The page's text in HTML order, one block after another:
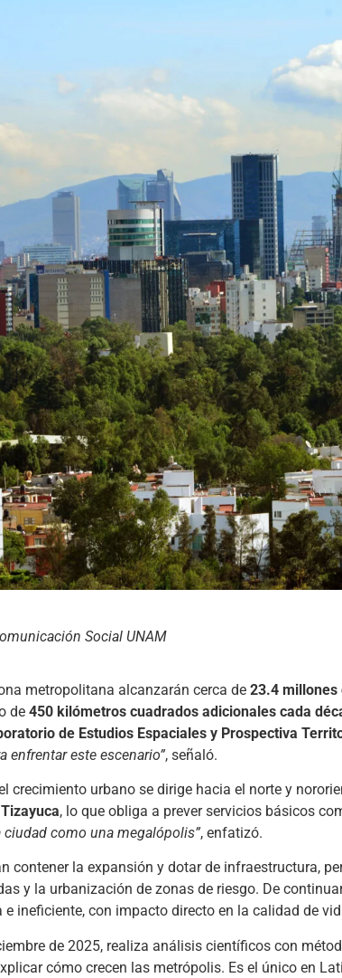
Social UNAM
metropolitana alcanzarán cerca de 23.4 millones
de 450 kilómetros cuadrados adicionales cada
de Estudios Espaciales y Prospectiva
enfrentar este escenario”, señaló.
crecimiento urbano se dirige hacia el norte y
, lo que obliga a prever servicios básicos
ciudad como una megalópolis”, enfatizó.
contener la expansión y dotar de infraestructura,
y la urbanización de zonas de riesgo. De
ineficiente, con impacto directo en la calidad de
de 2025, realiza análisis científicos con
cómo crecen las metrópolis. Es el único en